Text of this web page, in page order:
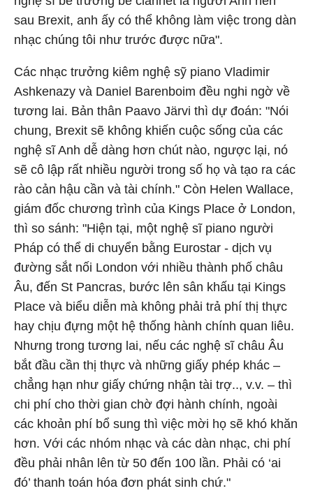
sau Brexit, anh ấy có thể không làm việc trong dàn
nhạc chúng tôi như trước được nữa".
Các nhạc trưởng kiêm nghệ sỹ piano Vladimir
Ashkenazy và Daniel Barenboim đều nghi ngờ về
tương lai. Bản thân Paavo Järvi thì dự đoán: "Nói
chung, Brexit sẽ không khiến cuộc sống của các
nghệ sĩ Anh dễ dàng hơn chút nào, ngược lại, nó
sẽ cô lập rất nhiều người trong số họ và tạo ra các
rào cản hậu cần và tài chính." Còn Helen Wallace,
giám đốc chương trình của Kings Place ở London,
thì so sánh: "Hiện tại, một nghệ sĩ piano người
Pháp có thể di chuyển bằng Eurostar - dịch vụ
đường sắt nối London với nhiều thành phố châu
Âu, đến St Pancras, bước lên sân khấu tại Kings
Place và biểu diễn mà không phải trả phí thị thực
hay chịu đựng một hệ thống hành chính quan liêu.
Nhưng trong tương lai, nếu các nghệ sĩ châu Âu
bắt đầu cần thị thực và những giấy phép khác –
chẳng hạn như giấy chứng nhận tài trợ.., v.v. – thì
chi phí cho thời gian chờ đợi hành chính, ngoài
các khoản phí bổ sung thì việc mời họ sẽ khó khăn
hơn. Với các nhóm nhạc và các dàn nhạc, chi phí
đều phải nhân lên từ 50 đến 100 lần. Phải có ‘ai
đó’ thanh toán hóa đơn phát sinh chứ."